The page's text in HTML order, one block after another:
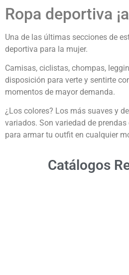
Ropa deportiva
Una de las últimas secciones de
deportiva para la mujer.
Camisas, ciclistas, chompas,
disposición para verte y sentirte
momentos de mayor demanda.
¿Los colores? Los más suaves y
variados. Son variedad de
para armar tu outfit en cualquier
Catálogos